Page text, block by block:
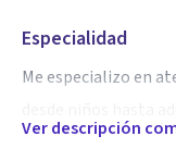
Especialidad
Me especializo en
De igual forma
Ver descripción